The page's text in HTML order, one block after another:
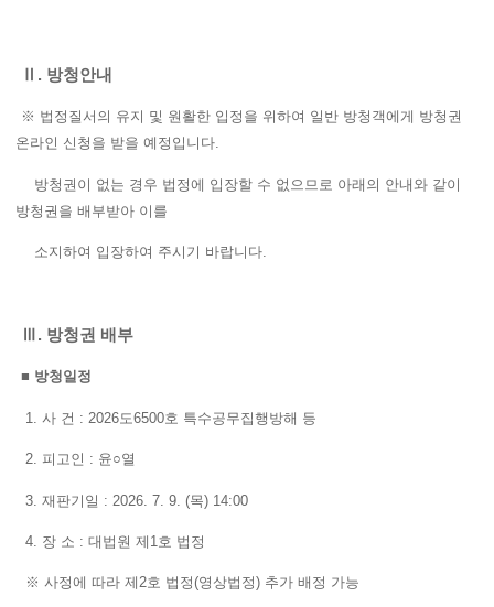
Ⅱ. 방청안내
※ 법정질서의 유지 및 원활한 입정을 위하여 일반 방청객에게 방청권
온라인 신청을 받을 예정입니다.
방청권이 없는 경우 법정에 입장할 수 없으므로 아래의 안내와 같이
방청권을 배부받아 이를
소지하여 입장하여 주시기 바랍니다.
Ⅲ. 방청권 배부
■ 방청일정
1. 사 건 : 2026도6500호 특수공무집행방해 등
2. 피고인 : 윤○열
3. 재판기일 : 2026. 7. 9. (목) 14:00
4. 장 소 : 대법원 제1호 법정
※ 사정에 따라 제2호 법정(영상법정) 추가 배정 가능